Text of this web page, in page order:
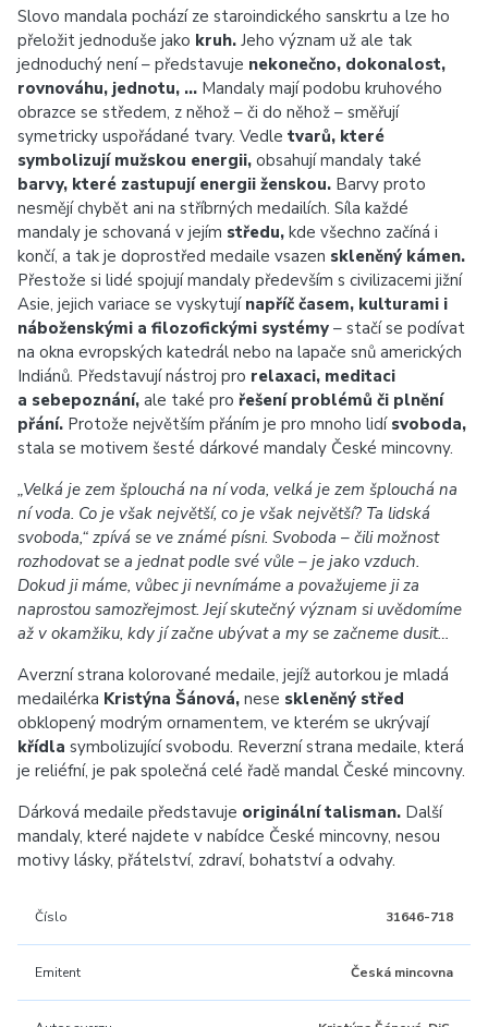
Slovo mandala pochází ze staroindického sanskrtu a lze ho
přeložit jednoduše jako kruh. Jeho význam už ale tak
jednoduchý není – představuje nekonečno, dokonalost,
rovnováhu, jednotu, … Mandaly mají podobu kruhového
obrazce se středem, z něhož – či do něhož – směřují
symetricky uspořádané tvary. Vedle tvarů, které
symbolizují mužskou energii, obsahují mandaly také
barvy, které zastupují energii ženskou. Barvy proto
nesmějí chybět ani na stříbrných medailích. Síla každé
mandaly je schovaná v jejím středu, kde všechno začíná i
končí, a tak je doprostřed medaile vsazen skleněný kámen.
Přestože si lidé spojují mandaly především s civilizacemi jižní
Asie, jejich variace se vyskytují napříč časem, kulturami i
náboženskými a filozofickými systémy – stačí se podívat
na okna evropských katedrál nebo na lapače snů amerických
Indiánů. Představují nástroj pro relaxaci, meditaci
a sebepoznání, ale také pro řešení problémů či plnění
přání. Protože největším přáním je pro mnoho lidí svoboda,
stala se motivem šesté dárkové mandaly České mincovny.
„Velká je zem šplouchá na ní voda, velká je zem šplouchá na
ní voda. Co je však největší, co je však největší? Ta lidská
svoboda,“ zpívá se ve známé písni. Svoboda – čili možnost
rozhodovat se a jednat podle své vůle – je jako vzduch.
Dokud ji máme, vůbec ji nevnímáme a považujeme ji za
naprostou samozřejmost. Její skutečný význam si uvědomíme
až v okamžiku, kdy jí začne ubývat a my se začneme dusit…
Averzní strana kolorované medaile, jejíž autorkou je mladá
medailérka Kristýna Šánová, nese skleněný střed
obklopený modrým ornamentem, ve kterém se ukrývají
křídla symbolizující svobodu. Reverzní strana medaile, která
je reliéfní, je pak společná celé řadě mandal České mincovny.
Dárková medaile představuje originální talisman. Další
mandaly, které najdete v nabídce České mincovny, nesou
motivy lásky, přátelství, zdraví, bohatství a odvahy.
Číslo 31646-718
Emitent Česká mincovna